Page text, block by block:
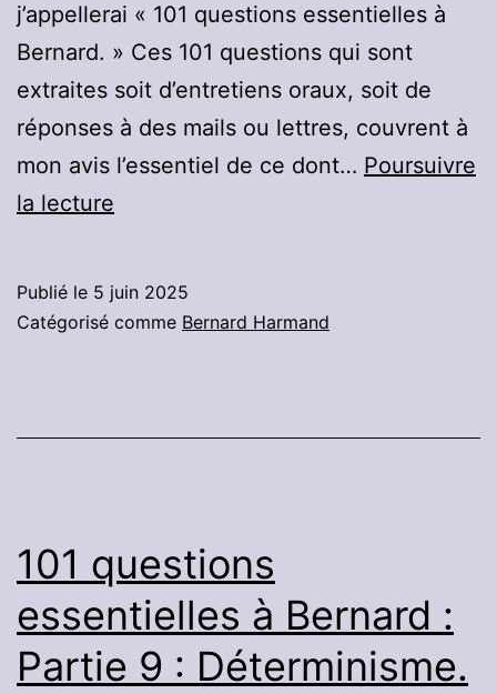
j’appellerai « 101 questions essentielles à
Bernard. » Ces 101 questions qui sont
extraites soit d’entretiens oraux, soit de
réponses à des mails ou lettres, couvrent à
mon avis l’essentiel de ce dont… Poursuivre
la lecture
à
évaluation
des
progrès.
Publié le 5 juin 2025
Catégorisé comme Bernard Harmand
101 questions
essentielles à Bernard :
Partie 9 : Déterminisme.